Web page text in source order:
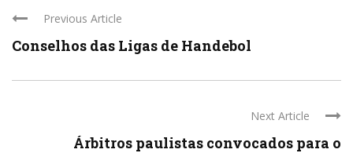
Previous Article
Conselhos das Ligas de Handebol
Next Article
Árbitros paulistas convocados para o